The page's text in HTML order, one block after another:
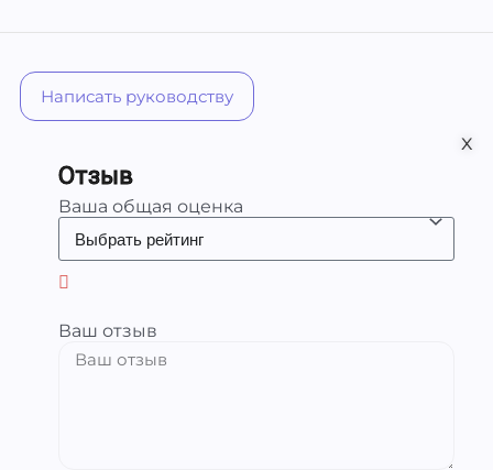
Написать руководству
х
Отзыв
Ваша общая оценка
Ваш отзыв